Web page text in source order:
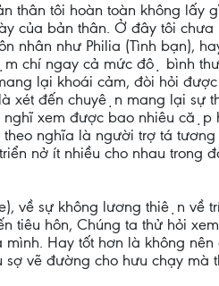
thân tôi hoàn toàn không lấy
của bản thân. Ở đây tôi
nhân như Philia (Tình bạn),
chí ngay cả mức độ bình
lại khoái cảm, đòi hỏi
xét đến chuyện mang lại sự
nghĩ xem được bao nhiêu cặp
nghĩa là người trợ tá
nở ít nhiều cho nhau trong
về sự không lương thiện về
tiêu hôn, Chúng ta thử hỏi
Hay tốt hơn là không
vẽ đường cho hưu chạy mà